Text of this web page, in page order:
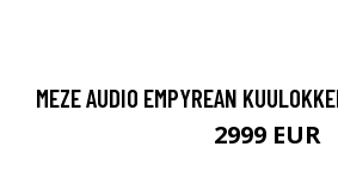
MEZE AUDIO EMPYREAN
2999 EUR